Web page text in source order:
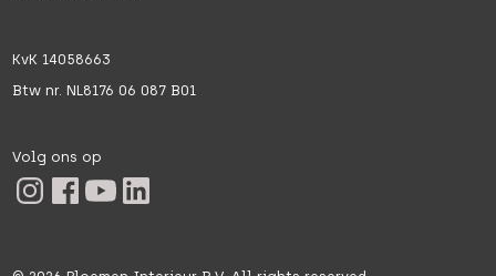
KvK 14058663
Btw nr. NL8176 06 087 B01
Volg ons op